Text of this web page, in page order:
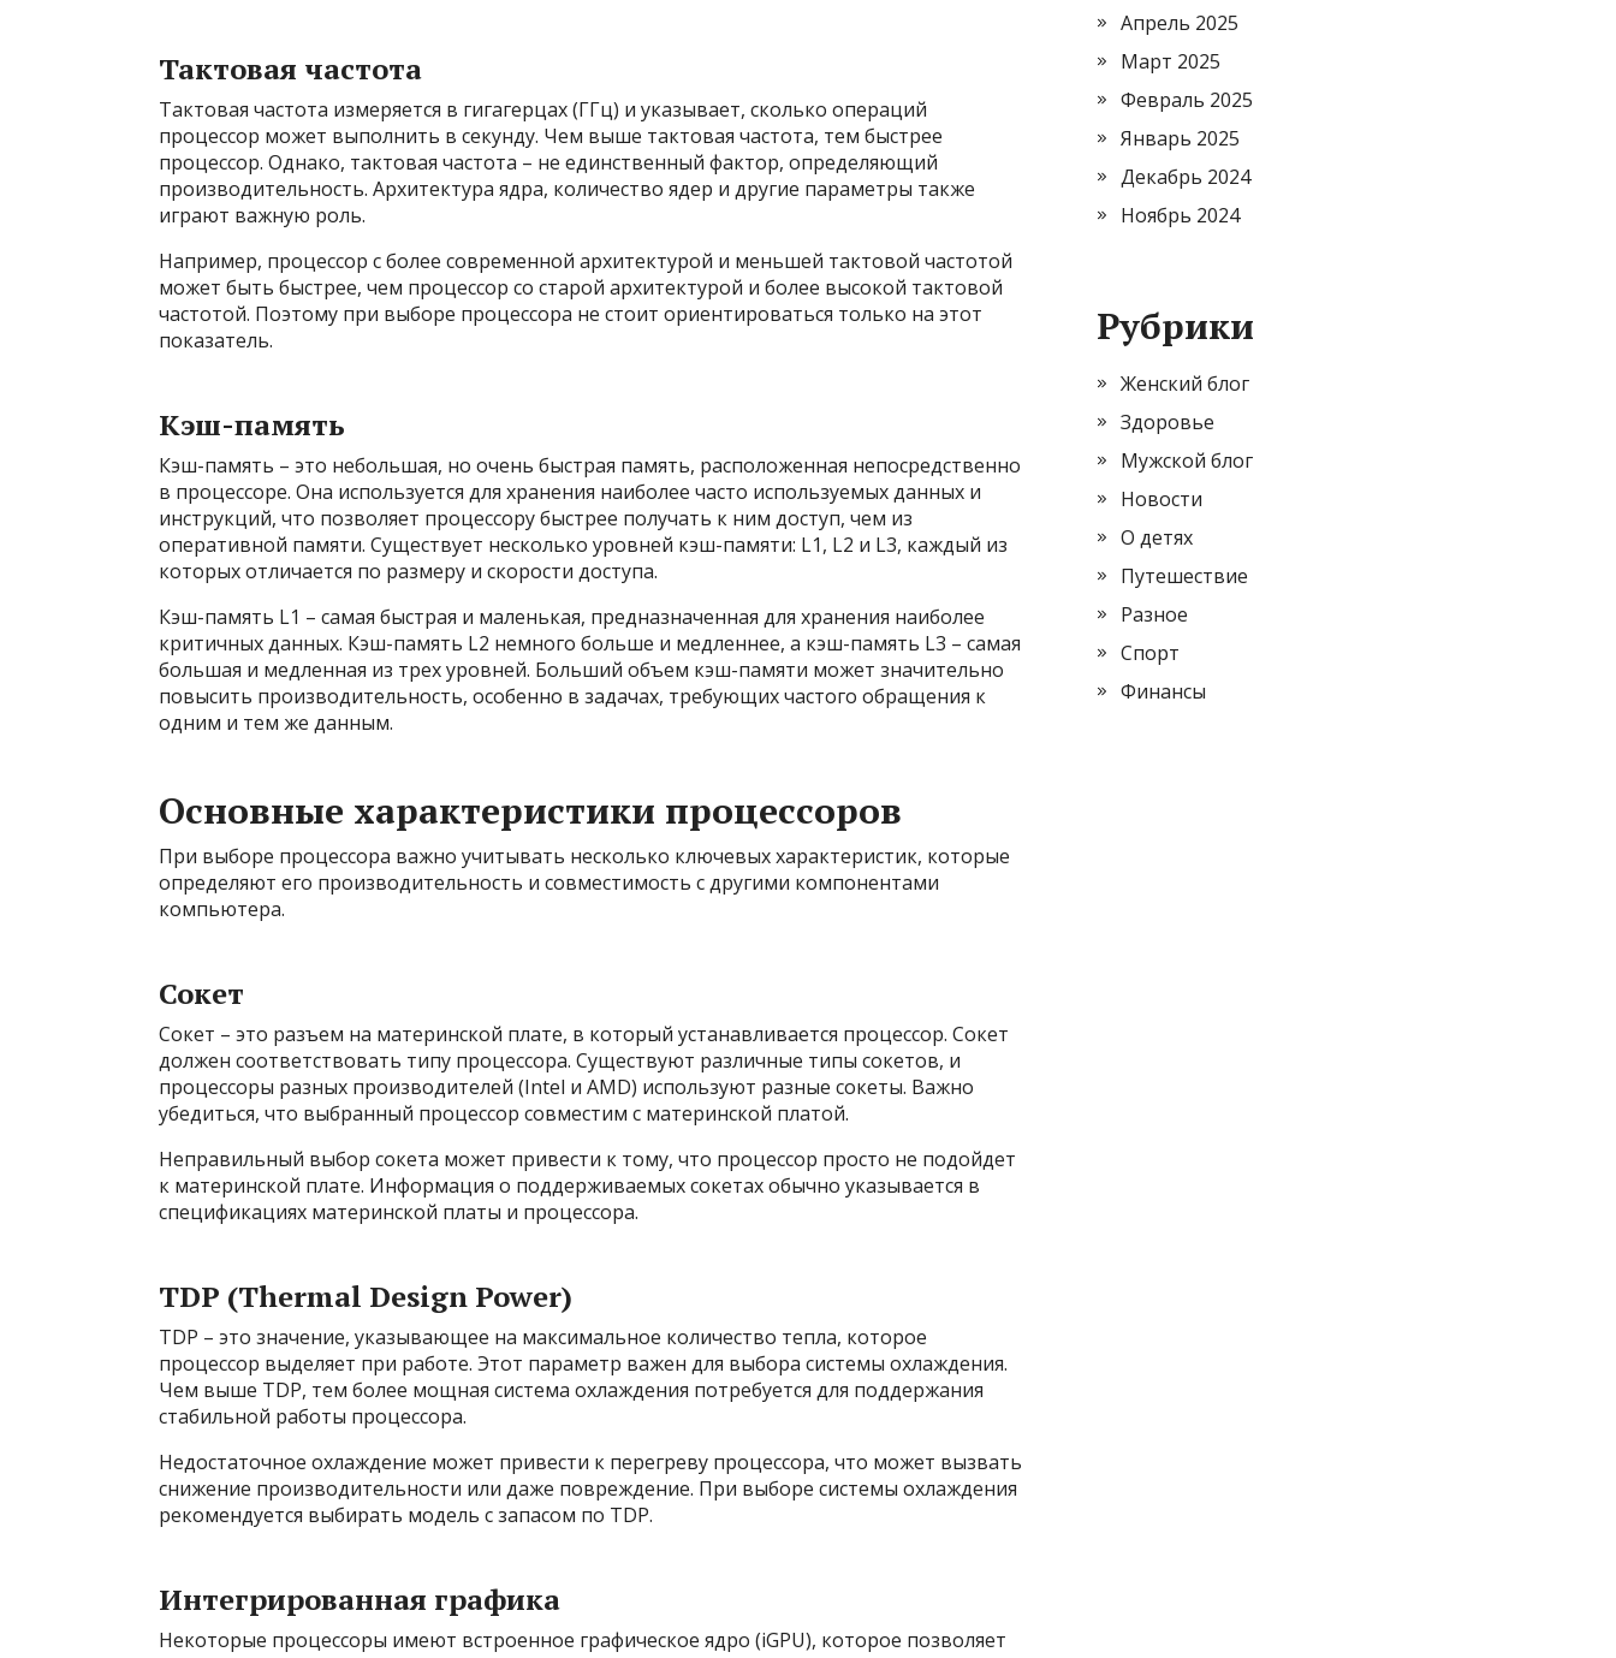
Тактовая частота
Тактовая частота измеряется в гигагерцах (ГГц) и указывает, сколько операций
процессор может выполнить в секунду. Чем выше тактовая частота, тем быстрее
процессор. Однако, тактовая частота – не единственный фактор, определяющий
производительность. Архитектура ядра, количество ядер и другие параметры также
играют важную роль.
Например, процессор с более современной архитектурой и меньшей тактовой частотой
может быть быстрее, чем процессор со старой архитектурой и более высокой тактовой
частотой. Поэтому при выборе процессора не стоит ориентироваться только на этот
показатель.
Кэш-память
Кэш-память – это небольшая, но очень быстрая память, расположенная непосредственно
в процессоре. Она используется для хранения наиболее часто используемых данных и
инструкций, что позволяет процессору быстрее получать к ним доступ, чем из
оперативной памяти. Существует несколько уровней кэш-памяти: L1, L2 и L3, каждый из
которых отличается по размеру и скорости доступа.
Кэш-память L1 – самая быстрая и маленькая, предназначенная для хранения наиболее
критичных данных. Кэш-память L2 немного больше и медленнее, а кэш-память L3 – самая
большая и медленная из трех уровней. Больший объем кэш-памяти может значительно
повысить производительность, особенно в задачах, требующих частого обращения к
одним и тем же данным.
Основные характеристики процессоров
При выборе процессора важно учитывать несколько ключевых характеристик, которые
определяют его производительность и совместимость с другими компонентами
компьютера.
Сокет
Сокет – это разъем на материнской плате, в который устанавливается процессор. Сокет
должен соответствовать типу процессора. Существуют различные типы сокетов, и
процессоры разных производителей (Intel и AMD) используют разные сокеты. Важно
убедиться, что выбранный процессор совместим с материнской платой.
Неправильный выбор сокета может привести к тому, что процессор просто не подойдет
к материнской плате. Информация о поддерживаемых сокетах обычно указывается в
спецификациях материнской платы и процессора.
TDP (Thermal Design Power)
TDP – это значение, указывающее на максимальное количество тепла, которое
процессор выделяет при работе. Этот параметр важен для выбора системы охлаждения.
Чем выше TDP, тем более мощная система охлаждения потребуется для поддержания
стабильной работы процессора.
Недостаточное охлаждение может привести к перегреву процессора, что может вызвать
снижение производительности или даже повреждение. При выборе системы охлаждения
рекомендуется выбирать модель с запасом по TDP.
Интегрированная графика
Некоторые процессоры имеют встроенное графическое ядро (iGPU), которое позволяет
Апрель 2025
Март 2025
Февраль 2025
Январь 2025
Декабрь 2024
Ноябрь 2024
Рубрики
Женский блог
Здоровье
Мужской блог
Новости
О детях
Путешествие
Разное
Спорт
Финансы